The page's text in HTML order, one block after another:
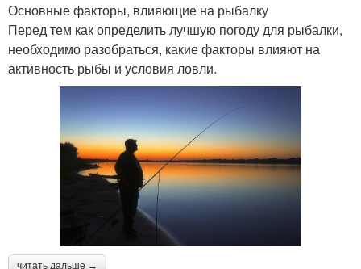
Основные факторы, влияющие на рыбалку
Перед тем как определить лучшую погоду для рыбалки,
необходимо разобраться, какие факторы влияют на
активность рыбы и условия ловли.
читать дальше →